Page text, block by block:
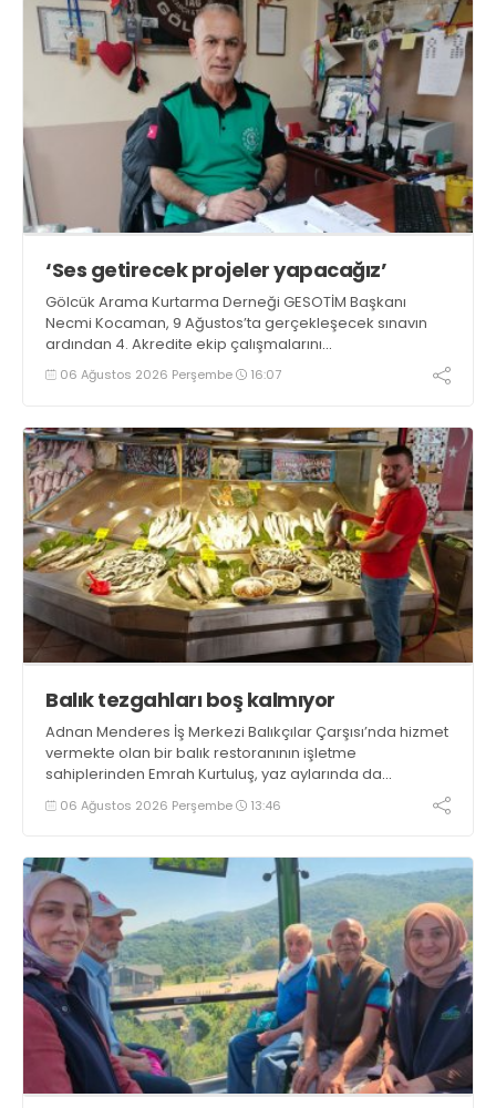
‘Ses getirecek projeler yapacağız’
Gölcük Arama Kurtarma Derneği GESOTİM Başkanı
Necmi Kocaman, 9 Ağustos’ta gerçekleşecek sınavın
ardından 4. Akredite ekip çalışmalarını
tamamlayacaklarını ifade ederek açıklamalarda
bulundu. Kocaman, “Gölcük’te ve Kocaeli genelinde ses
06 Ağustos 2026 Perşembe 16:07
Balık tezgahları boş kalmıyor
Adnan Menderes İş Merkezi Balıkçılar Çarşısı’nda hizmet
vermekte olan bir balık restoranının işletme
sahiplerinden Emrah Kurtuluş, yaz aylarında da
tezgahlarda taze balık bulunduğunu ifade ederek “Yıl
boyunca tezgahlarda taze balık bulmak mümkün
06 Ağustos 2026 Perşembe 13:46